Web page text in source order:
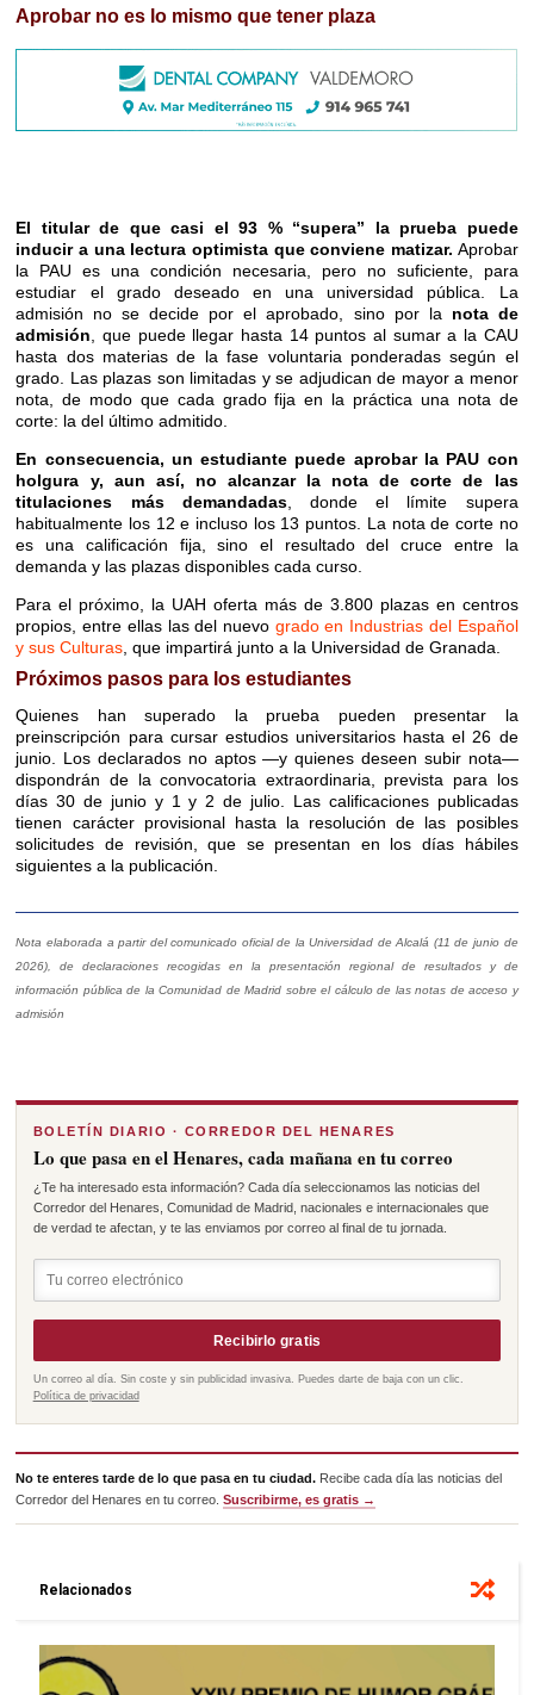
Aprobar no es lo mismo que tener plaza
El titular de que casi el 93 % “supera” la prueba puede
inducir a una lectura optimista que conviene matizar. Aprobar
la PAU es una condición necesaria, pero no suficiente, para
estudiar el grado deseado en una universidad pública. La
admisión no se decide por el aprobado, sino por la nota de
admisión, que puede llegar hasta 14 puntos al sumar a la CAU
hasta dos materias de la fase voluntaria ponderadas según el
grado. Las plazas son limitadas y se adjudican de mayor a menor
nota, de modo que cada grado fija en la práctica una nota de
corte: la del último admitido.
En consecuencia, un estudiante puede aprobar la PAU con
holgura y, aun así, no alcanzar la nota de corte de las
titulaciones más demandadas, donde el límite supera
habitualmente los 12 e incluso los 13 puntos. La nota de corte no
es una calificación fija, sino el resultado del cruce entre la
demanda y las plazas disponibles cada curso.
Para el próximo, la UAH oferta más de 3.800 plazas en centros
propios, entre ellas las del nuevo grado en Industrias del Español
y sus Culturas, que impartirá junto a la Universidad de Granada.
Próximos pasos para los estudiantes
Quienes han superado la prueba pueden presentar la
preinscripción para cursar estudios universitarios hasta el 26 de
junio. Los declarados no aptos —y quienes deseen subir nota—
dispondrán de la convocatoria extraordinaria, prevista para los
días 30 de junio y 1 y 2 de julio. Las calificaciones publicadas
tienen carácter provisional hasta la resolución de las posibles
solicitudes de revisión, que se presentan en los días hábiles
siguientes a la publicación.
Nota elaborada a partir del comunicado oficial de la Universidad de Alcalá (11 de junio de
2026), de declaraciones recogidas en la presentación regional de resultados y de
información pública de la Comunidad de Madrid sobre el cálculo de las notas de acceso y
admisión
BOLETÍN DIARIO · CORREDOR DEL HENARES
Lo que pasa en el Henares, cada mañana en tu correo
¿Te ha interesado esta información? Cada día seleccionamos las noticias del
Corredor del Henares, Comunidad de Madrid, nacionales e internacionales que
de verdad te afectan, y te las enviamos por correo al final de tu jornada.
Recibirlo gratis
Un correo al día. Sin coste y sin publicidad invasiva. Puedes darte de baja con un clic.
Política de privacidad
No te enteres tarde de lo que pasa en tu ciudad. Recibe cada día las noticias del
Corredor del Henares en tu correo.Suscribirme, es gratis →
Relacionados